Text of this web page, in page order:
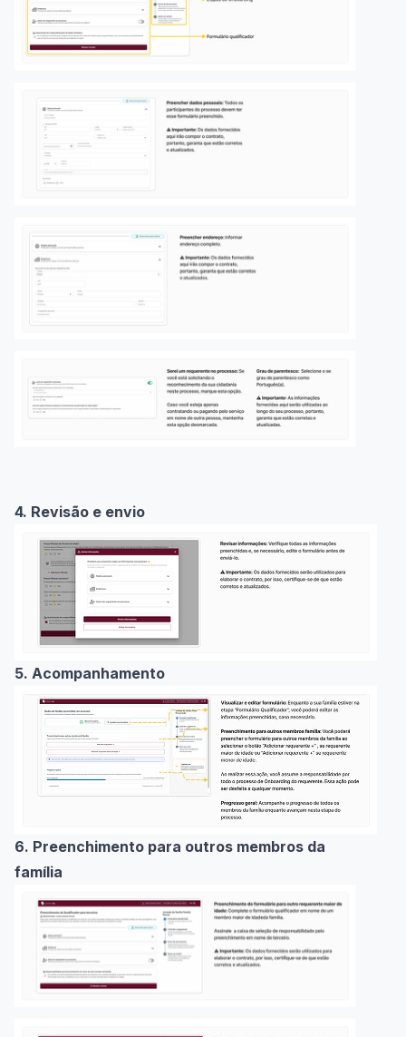
4. Revisão e envio
5. Acompanhamento
6. Preenchimento para outros membros da
família